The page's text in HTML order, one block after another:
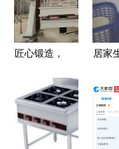
匠心锻造，
山东达因液
压设备与家
用美学的新
居家
从厨
具的
日杂